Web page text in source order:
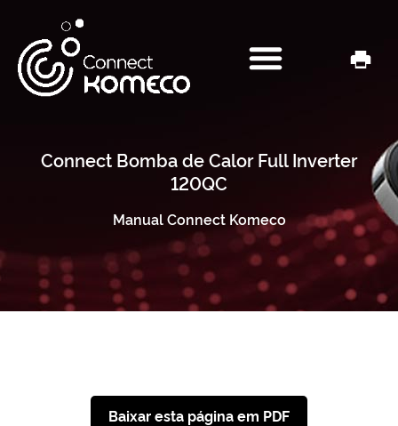
Connect Bomba de Calor Full Inverter
120QC
Manual Connect Komeco
Baixar esta página em PDF